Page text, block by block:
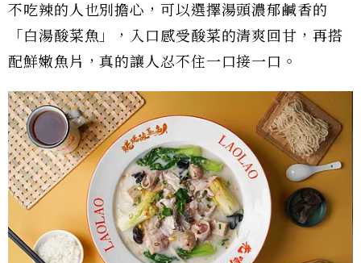
不吃辣的人也別擔心，可以選擇湯頭濃郁鹹香的
「白湯酸菜魚」，入口感受酸菜的清爽回甘，再搭
配鮮嫩魚片，真的讓人忍不住一口接一口。